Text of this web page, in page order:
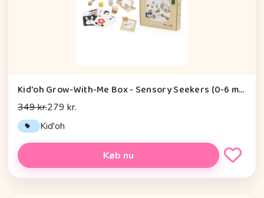
Kid'oh Grow-With-Me Box - Sensory Seekers (0-6 mdr.)
349 kr.279 kr.
Kid'oh
Køb nu